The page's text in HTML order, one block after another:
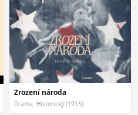
Zrození národa
Drama, Historický (1915)